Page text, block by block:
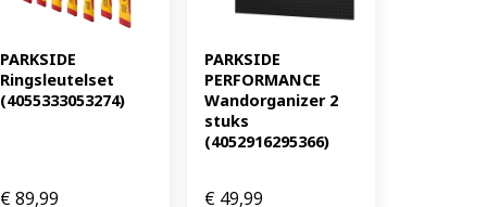
PARKSIDE
Ringsleutelset
(4055333053274)
€89,99
PARKSIDE
PERFORMANCE
Wandorganizer 2
stuks
(4052916295366)
€ 49,99